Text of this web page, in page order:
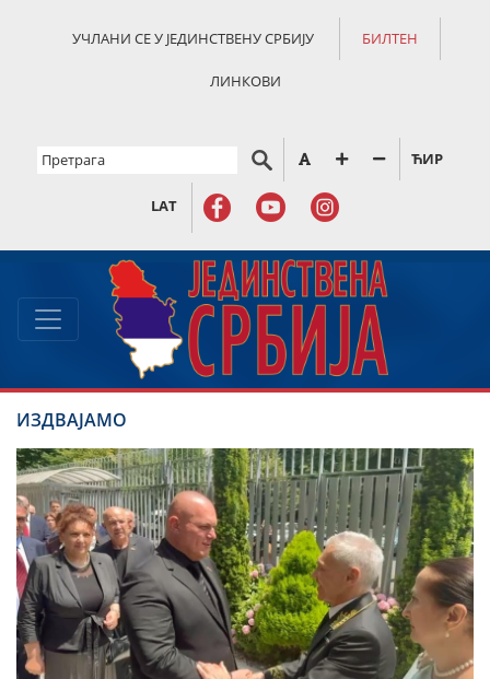
УЧЛАНИ СЕ У ЈЕДИНСТВЕНУ СРБИЈУ БИЛТЕН
ЛИНКОВИ
ЋИР
LAT
ИЗДВАЈАМО